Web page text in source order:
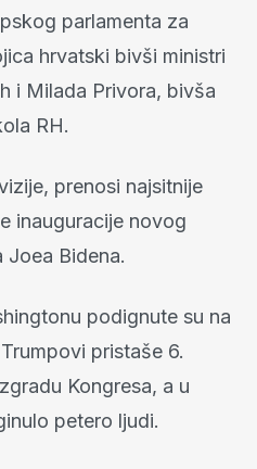
parlamenta za
hrvatski bivši ministri
i Milada Privora, bivša
RH.
prenosi najsitnije
inauguracije novog
Joea Bidena.
podignute su na
pristaše 6.
Kongresa, a u
petero ljudi.